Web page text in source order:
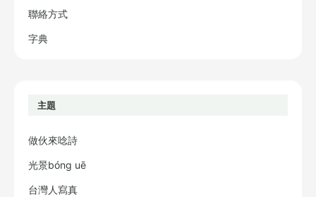
聯絡方式
字典
主題
做伙來唸詩
光景bóng uē
台灣人寫真